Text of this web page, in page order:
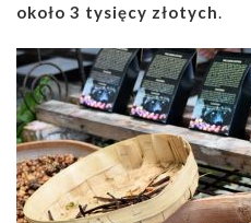
około 3 tysięcy złotych.